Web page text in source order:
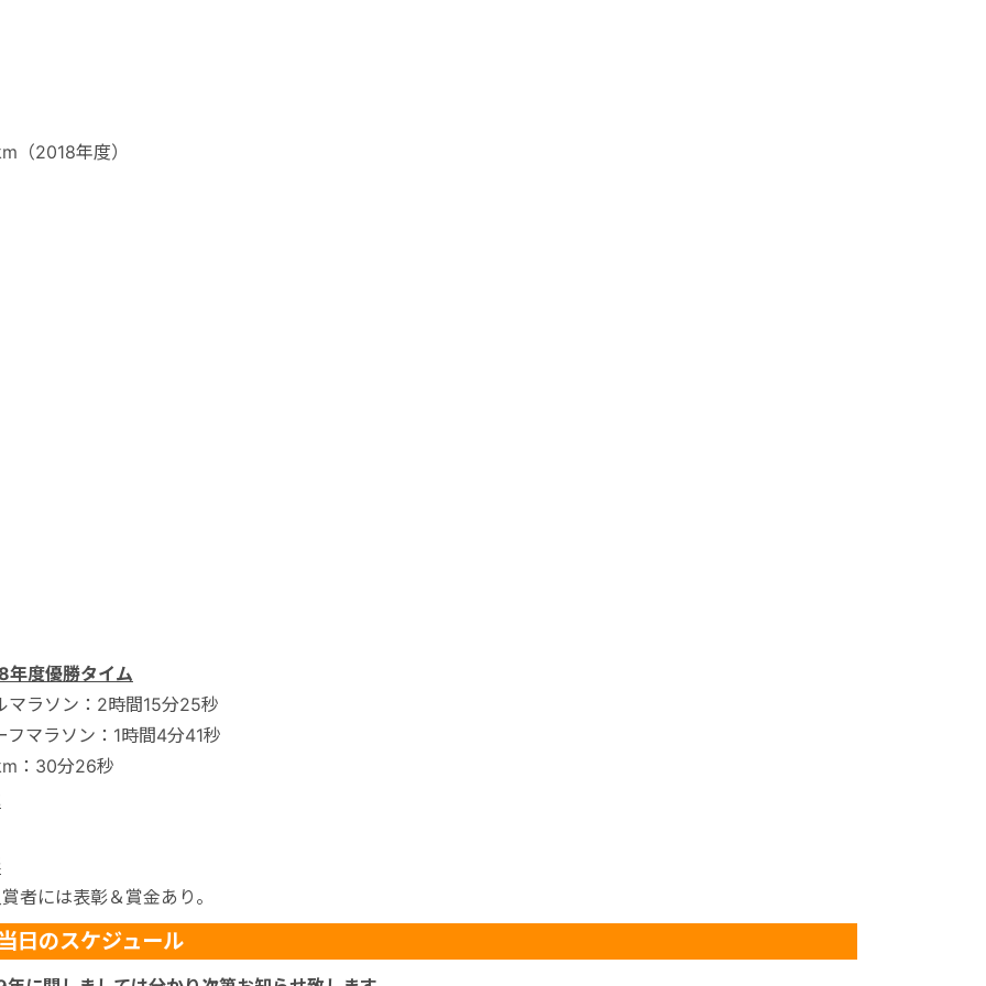
2018年度）
度優勝タイム
ラソン：2時間15分25秒
マラソン：1時間4分41秒
：30分26秒
者には表彰＆賞金あり。
日のスケジュール